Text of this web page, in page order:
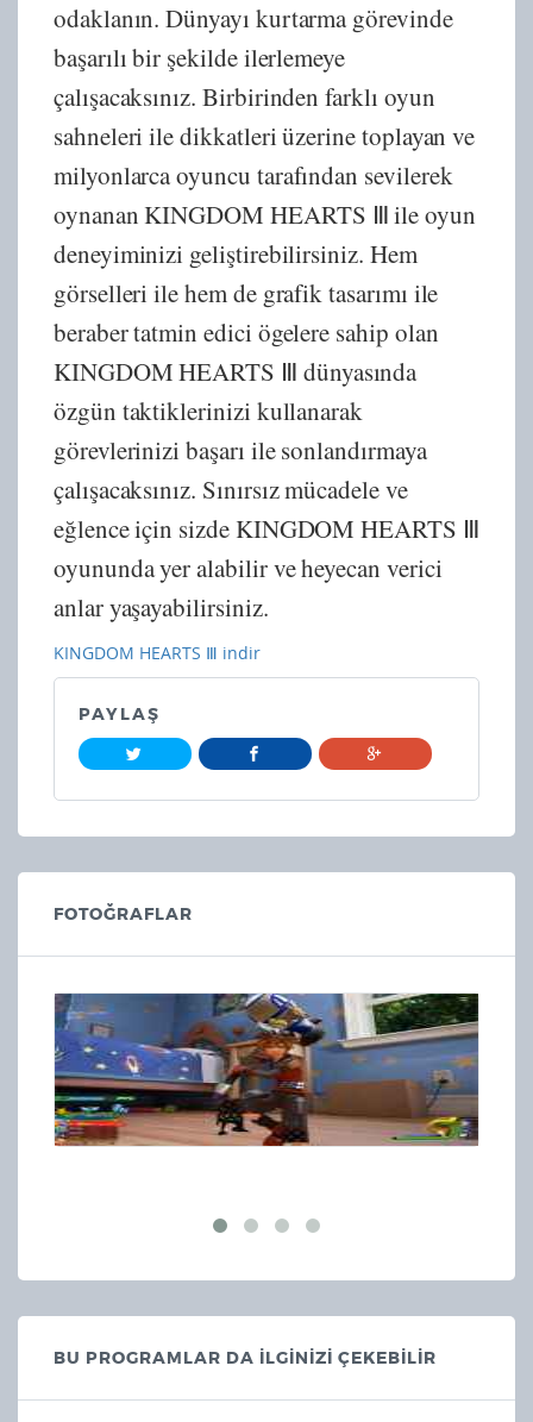
odaklanın. Dünyayı kurtarma görevinde
başarılı bir şekilde ilerlemeye
çalışacaksınız. Birbirinden farklı oyun
sahneleri ile dikkatleri üzerine toplayan ve
milyonlarca oyuncu tarafından sevilerek
oynanan KINGDOM HEARTS Ⅲ ile oyun
deneyiminizi geliştirebilirsiniz. Hem
görselleri ile hem de grafik tasarımı ile
beraber tatmin edici ögelere sahip olan
KINGDOM HEARTS Ⅲ dünyasında
özgün taktiklerinizi kullanarak
görevlerinizi başarı ile sonlandırmaya
çalışacaksınız. Sınırsız mücadele ve
eğlence için sizde KINGDOM HEARTS Ⅲ
oyununda yer alabilir ve heyecan verici
anlar yaşayabilirsiniz.
KINGDOM HEARTS Ⅲ indir
PAYLAŞ
FOTOĞRAFLAR
BU PROGRAMLAR DA İLGİNİZİ ÇEKEBİLİR